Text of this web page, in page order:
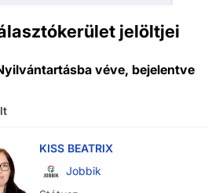
jelöltjei
véve, bejelentve
KISS BEATRIX
Jobbik